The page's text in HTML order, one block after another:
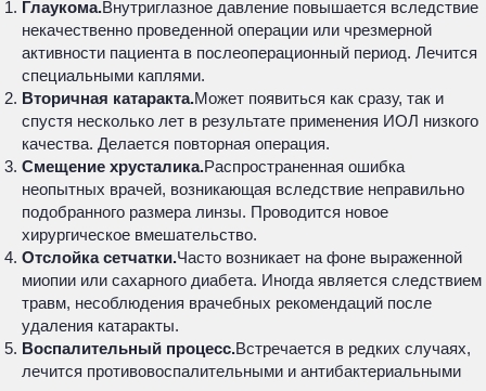
Глаукома.Внутриглазное давление повышается вследствие
некачественно проведенной операции или чрезмерной
активности пациента в послеоперационный период. Лечится
специальными каплями.
Вторичная катаракта.Может появиться как сразу, так и
спустя несколько лет в результате применения ИОЛ низкого
качества. Делается повторная операция.
Смещение хрусталика.Распространенная ошибка
неопытных врачей, возникающая вследствие неправильно
подобранного размера линзы. Проводится новое
хирургическое вмешательство.
Отслойка сетчатки.Часто возникает на фоне выраженной
миопии или сахарного диабета. Иногда является следствием
травм, несоблюдения врачебных рекомендаций после
удаления катаракты.
Воспалительный процесс.Встречается в редких случаях,
лечится противовоспалительными и антибактериальными